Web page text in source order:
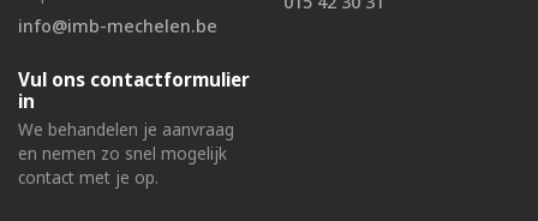
info@imb-mechelen.be
Vul ons contactformulier
in
We behandelen je aanvraag
en nemen zo snel mogelijk
contact met je op.